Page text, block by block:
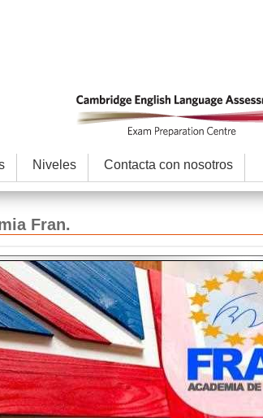
Niveles Contacta con nosotros
Fran.